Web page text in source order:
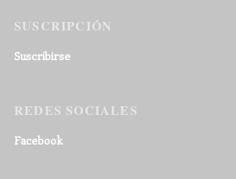
SUSCRIPCIÓN
Suscribirse
REDES SOCIALES
Facebook